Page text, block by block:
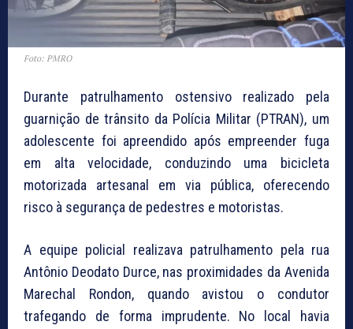
Foto: PMRO
Durante patrulhamento ostensivo realizado pela
guarnição de trânsito da Polícia Militar (PTRAN), um
adolescente foi apreendido após empreender fuga
em alta velocidade, conduzindo uma bicicleta
motorizada artesanal em via pública, oferecendo
risco à segurança de pedestres e motoristas.
A equipe policial realizava patrulhamento pela rua
Antônio Deodato Durce, nas proximidades da Avenida
Marechal Rondon, quando avistou o condutor
trafegando de forma imprudente. No local havia